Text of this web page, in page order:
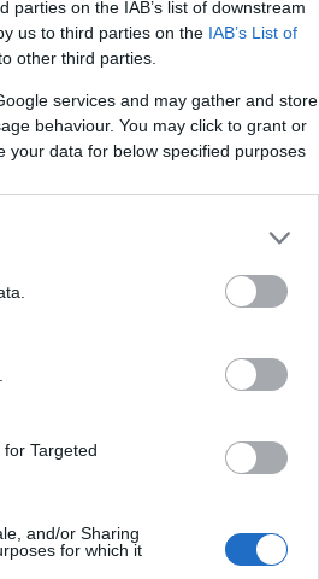
on the IAB’s list of downstream
us to third parties on the IAB’s List of
other third parties.
services and may gather and store
behaviour. You may click to grant or
your data for below specified purposes
Targeted
and/or Sharing
for which it
che saremmo
dei giorni
di